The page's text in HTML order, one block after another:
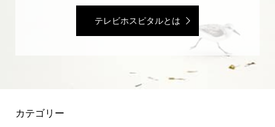
テレビホスピタルとは
カテゴリー